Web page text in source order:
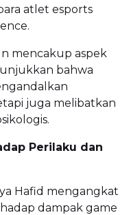
atlet esports
mencakup aspek
bahwa
juga melibatkan
Perilaku dan
Hafid mengangkat
dampak game